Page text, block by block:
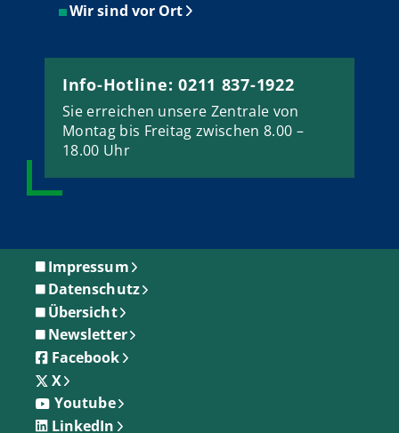
Wir sind vor Ort
Info-Hotline: 0211 837-1922
Sie erreichen unsere Zentrale von
Montag bis Freitag zwischen 8.00 –
18.00 Uhr
Impressum
Datenschutz
Übersicht
Newsletter
Facebook
X
Youtube
LinkedIn